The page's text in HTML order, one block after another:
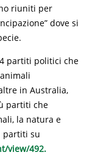
riuniti per
dove si
partiti politici che
in Australia,
partiti che
la natura e
partiti su
view/492.